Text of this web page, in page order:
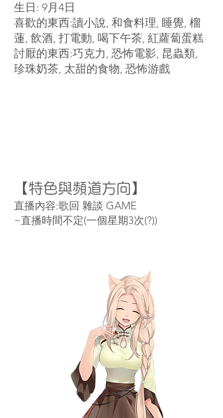
生日: 9月4日
喜歡的東西:讀小說, 和食料理, 睡覺, 榴
蓮, 飲酒, 打電動, 喝下午茶, 紅蘿蔔蛋糕
討厭的東西:巧克力, 恐怖電影, 昆蟲類,
珍珠奶茶, 太甜的食物, 恐怖游戲
【特色與頻道方向】
直播內容:歌回 雜談 GAME
~直播時間不定(一個星期3次(?))